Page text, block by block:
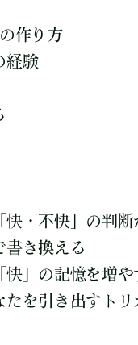
作り方
経験
・不快」の判断
書き換える
快」の記憶を増や
を引き出すトリ